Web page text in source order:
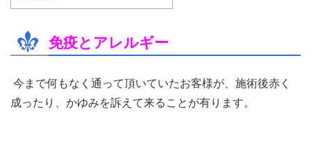
免疫とアレルギー
今まで何もなく通って頂いていたお客様が、施術後赤く
成ったり、かゆみを訴えて来ることが有ります。